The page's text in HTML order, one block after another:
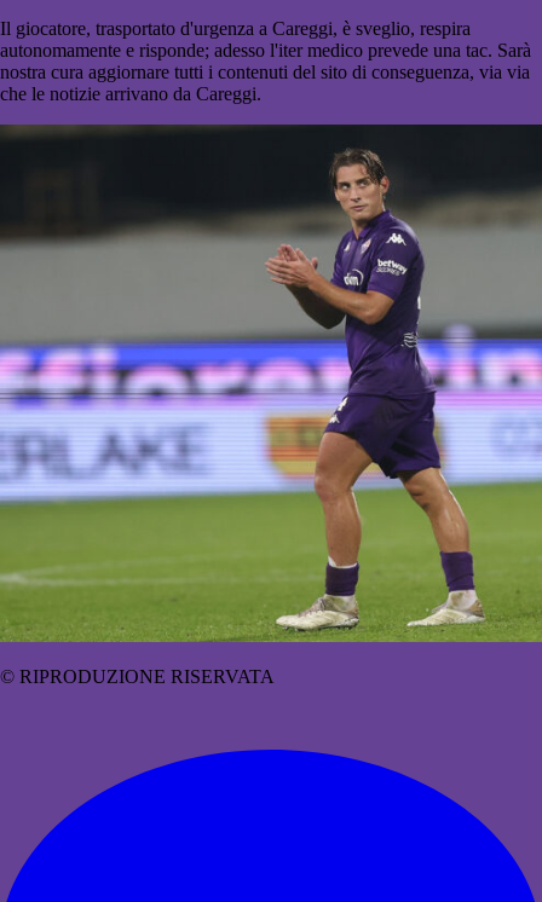
Il giocatore, trasportato d'urgenza a Careggi, è sveglio, respira
autonomamente e risponde; adesso l'iter medico prevede una tac. Sarà
nostra cura aggiornare tutti i contenuti del sito di conseguenza, via via
che le notizie arrivano da Careggi.
© RIPRODUZIONE RISERVATA